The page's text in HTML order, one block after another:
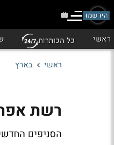
הירשמו
ראשי כל הכותרות
ראשי בארץ
רשת אפרודיטה
הסניפים החדשים